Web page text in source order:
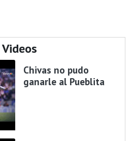
Videos
Chivas no pudo
ganarle al Pueblita